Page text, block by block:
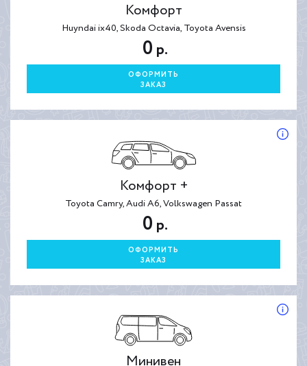
Комфорт
Huyndai ix40, Skoda Octavia, Toyota Avensis
0 р.
ОФОРМИТЬ
ЗАКАЗ
Комфорт +
Toyota Camry, Audi A6, Volkswagen Passat
0 р.
ОФОРМИТЬ
ЗАКАЗ
Минивен